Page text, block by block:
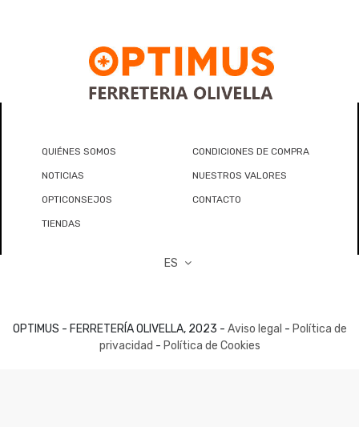
QUIÉNES SOMOS CONDICIONES DE COMPRA
NOTICIAS NUESTROS VALORES
OPTICONSEJOS CONTACTO
TIENDAS
ES
OPTIMUS - FERRETERÍA OLIVELLA, 2023 - Aviso legal - Política de
privacidad - Política de Cookies